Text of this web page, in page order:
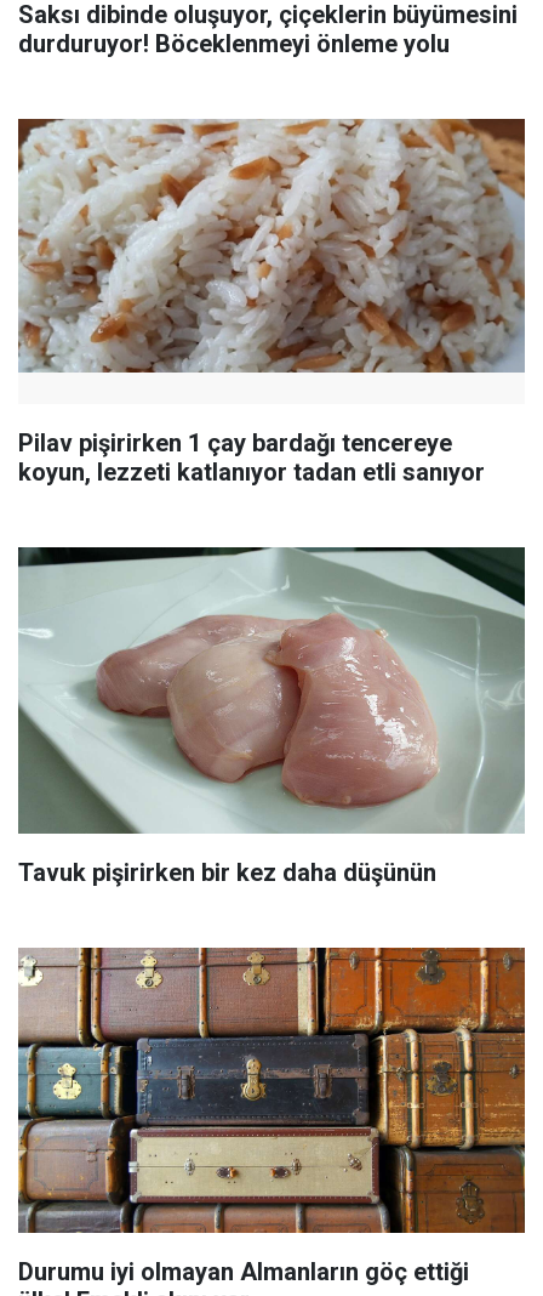
Saksı dibinde oluşuyor, çiçeklerin büyümesini
durduruyor! Böceklenmeyi önleme yolu
Pilav pişirirken 1 çay bardağı tencereye
koyun, lezzeti katlanıyor tadan etli sanıyor
Tavuk pişirirken bir kez daha düşünün
Durumu iyi olmayan Almanların göç ettiği